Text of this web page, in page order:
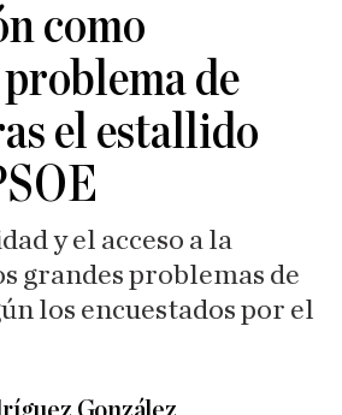
como
de
el estallido
y el acceso a la
grandes problemas de
los encuestados por el